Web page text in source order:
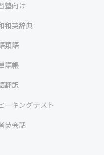
塾向け
和英辞典
類語
語帳
翻訳
ーキングテスト
英会話